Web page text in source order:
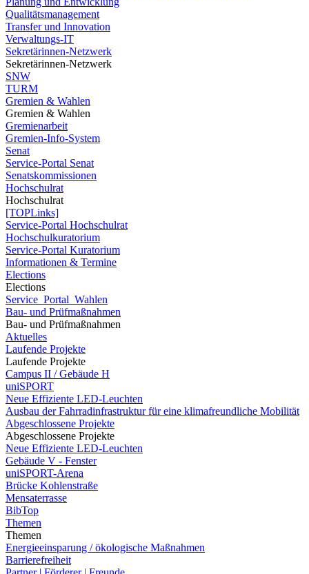
Qualitätsmanagement
Transfer und Innovation
Verwaltungs-IT
Sekretärinnen-Netzwerk
Sekretärinnen-Netzwerk
SNW
TURM
Gremien & Wahlen
Gremien & Wahlen
Gremienarbeit
Gremien-Info-System
Senat
Service-Portal Senat
Senatskommissionen
Hochschulrat
Hochschulrat
[TOPLinks]
Service-Portal Hochschulrat
Hochschulkuratorium
Service-Portal Kuratorium
Informationen & Termine
Elections
Elections
Service_Portal_Wahlen
Bau- und Prüfmaßnahmen
Bau- und Prüfmaßnahmen
Aktuelles
Laufende Projekte
Laufende Projekte
Campus II / Gebäude H
uniSPORT
Neue Effiziente LED-Leuchten
Ausbau der Fahrradinfrastruktur für eine klimafreundliche Mobilität
Abgeschlossene Projekte
Abgeschlossene Projekte
Neue Effiziente LED-Leuchten
Gebäude V - Fenster
uniSPORT-Arena
Brücke Kohlenstraße
Mensaterrasse
BibTop
Themen
Themen
Energieeinsparung / ökologische Maßnahmen
Barrierefreiheit